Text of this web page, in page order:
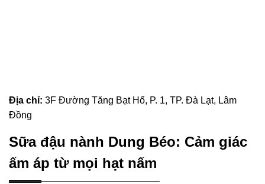
Địa chỉ: 3F Đường Tăng Bạt Hổ, P. 1, TP. Đà Lạt, Lâm
Đồng
Sữa đậu nành Dung Béo: Cảm giác
ấm áp từ mọi hạt nấm